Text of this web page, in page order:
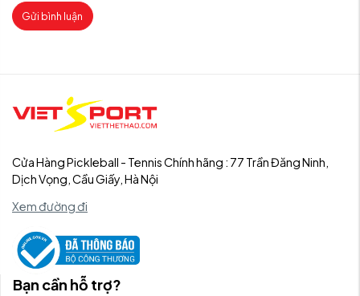
Gửi bình luận
Cửa Hàng Pickleball - Tennis Chính hãng : 77 Trần Đăng Ninh,
Dịch Vọng, Cầu Giấy, Hà Nội
Xem đường đi
Bạn cần hỗ trợ?